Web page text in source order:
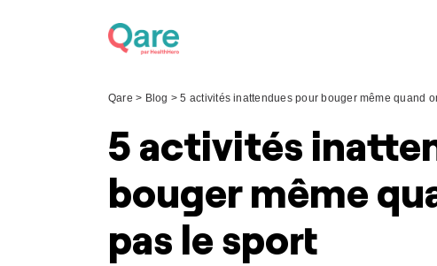
Qare > Blog >5 activités inattendues pour bouger même quand
5 activités
bouger même
pas le sport